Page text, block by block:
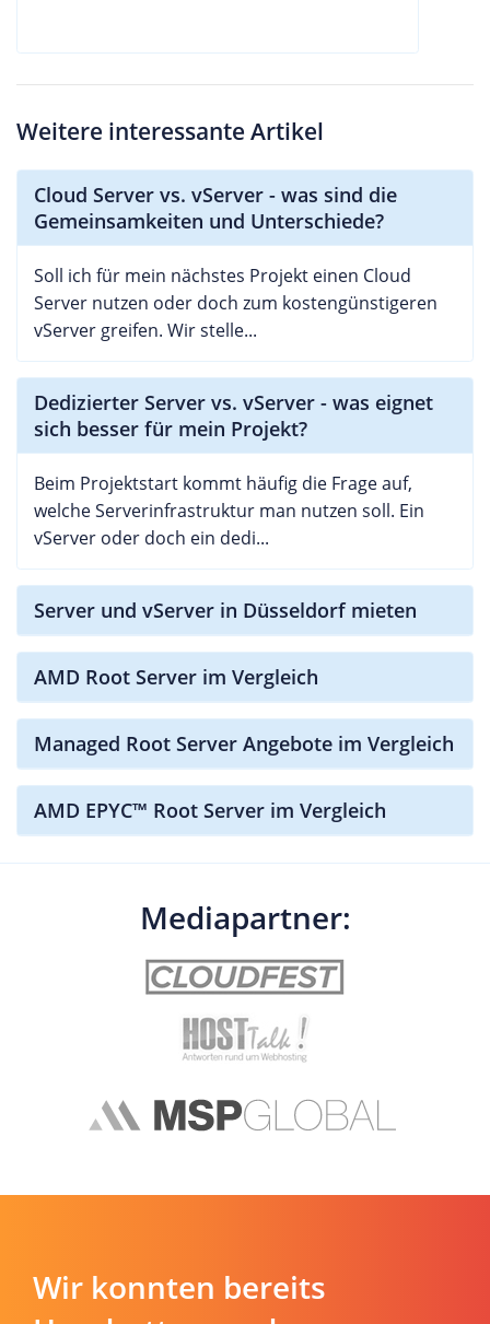
Weitere interessante Artikel
Cloud Server vs. vServer - was sind die
Gemeinsamkeiten und Unterschiede?
Soll ich für mein nächstes Projekt einen Cloud
Server nutzen oder doch zum kostengünstigeren
vServer greifen. Wir stelle...
Dedizierter Server vs. vServer - was eignet
sich besser für mein Projekt?
Beim Projektstart kommt häufig die Frage auf,
welche Serverinfrastruktur man nutzen soll. Ein
vServer oder doch ein dedi...
Server und vServer in Düsseldorf mieten
AMD Root Server im Vergleich
Managed Root Server Angebote im Vergleich
AMD EPYC™ Root Server im Vergleich
Mediapartner:
Wir konnten bereits